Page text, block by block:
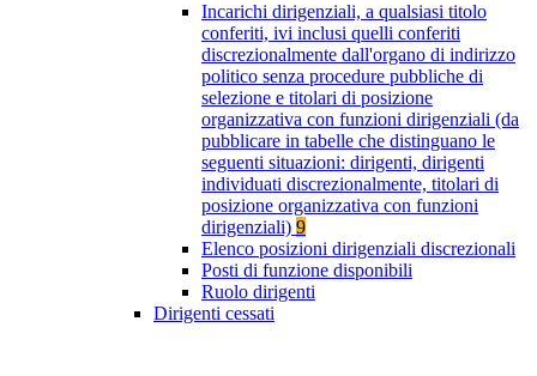
Incarichi dirigenziali, a qualsiasi titolo
conferiti, ivi inclusi quelli conferiti
discrezionalmente dall'organo di indirizzo
politico senza procedure pubbliche di
selezione e titolari di posizione
organizzativa con funzioni dirigenziali (da
pubblicare in tabelle che distinguano le
seguenti situazioni: dirigenti, dirigenti
individuati discrezionalmente, titolari di
posizione organizzativa con funzioni
dirigenziali) 9
Elenco posizioni dirigenziali discrezionali
Posti di funzione disponibili
Ruolo dirigenti
Dirigenti cessati